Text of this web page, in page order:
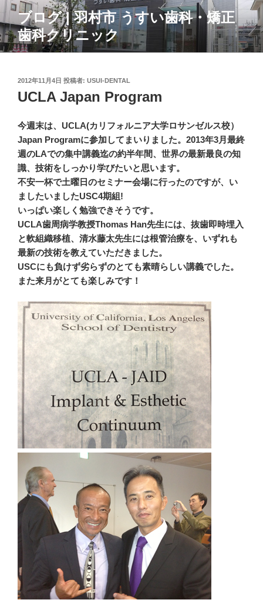
コ
ン
テ
ン
ブログ | 羽村市 うすい歯科・矯正
歯科クリニック
投
稿
日:
2012年11月4日 投稿者: USUI-DENTAL
UCLA Japan Program
今週末は、UCLA(カリフォルニア大学ロサンゼルス校）
Japan Programに参加してまいりました。2013年3月最終
週のLAでの集中講義迄の約半年間、世界の最新最良の知
識、技術をしっかり学びたいと思います。
不安一杯で土曜日のセミナー会場に行ったのですが、い
ましたいましたUSC4期組!
いっぱい楽しく勉強できそうです。
UCLA歯周病学教授Thomas Han先生には、抜歯即時埋入
と軟組織移植、清水藤太先生には根管治療を、いずれも
最新の技術を教えていただきました。
USCにも負けず劣らずのとても素晴らしい講義でした。
また来月がとても楽しみです！